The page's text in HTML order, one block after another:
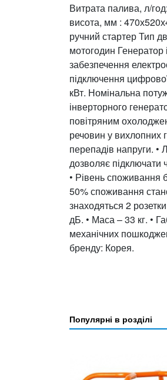
Витрата палива, л/
висота, мм :
ручний стартер Тип
мотогодин
забезпечення
підключення
кВт. Номінальна
інверторного
повітряним
речовин у вихлопних
перепадів напруги. •
дозволяє підключати
• Рівень споживання
50% споживання
знаходяться 2
дБ. • Маса – 33 кг. •
механічних
бренду: Корея.
Популярні в розділі